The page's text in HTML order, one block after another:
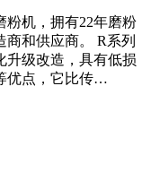
粉机，拥有22年磨粉
和供应商。 R系列
升级改造，具有低损
优点，它比传…